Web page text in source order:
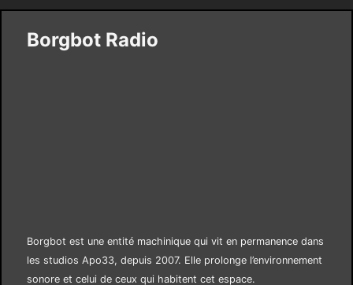
Borgbot Radio
Borgbot est une entité machinique qui vit en permanence dans
les studios Apo33, depuis 2007. Elle prolonge l’environnement
sonore et celui de ceux qui habitent cet espace.